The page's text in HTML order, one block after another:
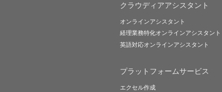
クラウディアアシスタント
オンラインアシスタント
経理業務特化オンラインアシスタント
英語対応オンラインアシスタント
プラットフォームサービス
エクセル作成